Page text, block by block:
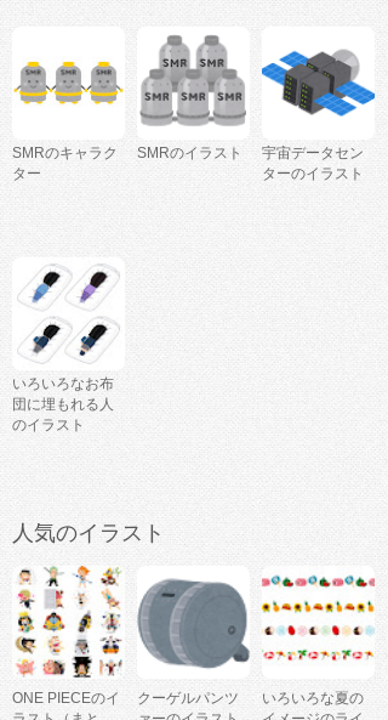
SMRのキャラク
ター
SMRのイラスト
宇宙データセン
ターのイラスト
いろいろなお布
団に埋もれる人
のイラスト
人気のイラスト
ONE PIECEのイ
クーゲルパンツ
いろいろな夏の